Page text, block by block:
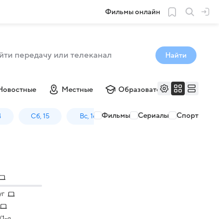
Фильмы онлайн
Найти
Местные Образовательные
Сб, 15 Вс, 16 Пн, 17
Фильмы Сериалы Спорт